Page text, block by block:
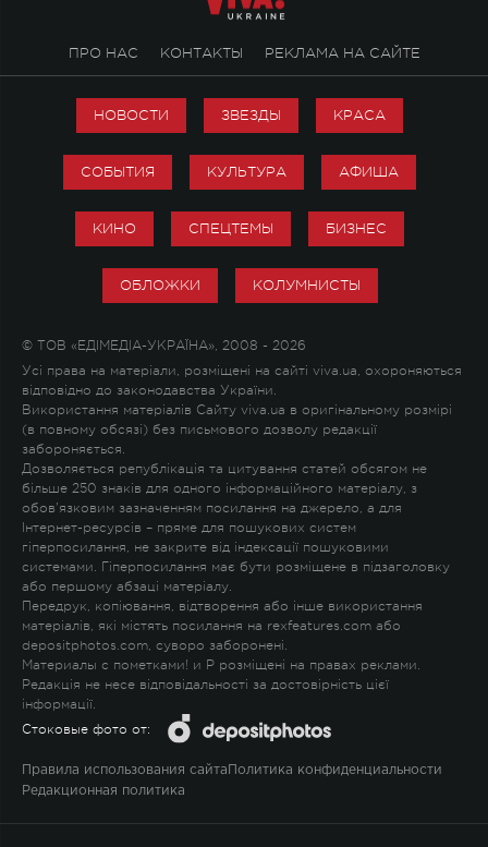
ПРО НАС КОНТАКТЫ РЕКЛАМА НА САЙТЕ
НОВОСТИ ЗВЕЗДЫ КРАСА
СОБЫТИЯ КУЛЬТУРА АФИША
КИНО СПЕЦТЕМЫ БИЗНЕС
ОБЛОЖКИ КОЛУМНИСТЫ
© ТОВ «ЕДІМЕДІА-УКРАЇНА», 2008 - 2026
Усі права на матеріали, розміщені на сайті viva.ua, охороняються
відповідно до законодавства України.
Використання матеріалів Сайту viva.ua в оригінальному розмірі
(в повному обсязі) без письмового дозволу редакції
забороняється.
Дозволяється републікація та цитування статей обсягом не
більше 250 знаків для одного інформаційного матеріалу, з
обов'язковим зазначенням посилання на джерело, а для
Інтернет-ресурсів – пряме для пошукових систем
гіперпосилання, не закрите від індексації пошуковими
системами. Гіперпосилання має бути розміщене в підзаголовку
або першому абзаці матеріалу.
Передрук, копіювання, відтворення або інше використання
матеріалів, які містять посилання на rexfeatures.com або
depositphotos.com, суворо заборонені.
Материалы с пометками! и P розміщені на правах реклами.
Редакція не несе відповідальності за достовірність цієї
інформації.
Стоковые фото от:
Правила использования сайта Политика конфиденциальности
Редакционная политика